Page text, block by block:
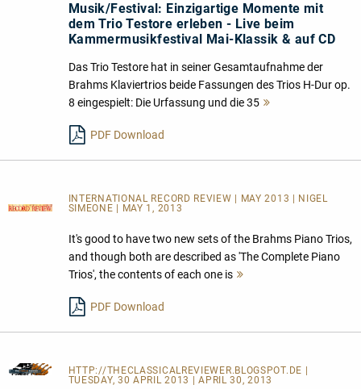
Musik/Festival: Einzigartige Momente mit
dem Trio Testore erleben - Live beim
Kammermusikfestival Mai-Klassik & auf CD
Das Trio Testore hat in seiner Gesamtaufnahme der
Brahms Klaviertrios beide Fassungen des Trios H-Dur op.
8 eingespielt: Die Urfassung und die 35
PDF Download
INTERNATIONAL RECORD REVIEW | MAY 2013 | NIGEL
SIMEONE | MAY 1, 2013
It's good to have two new sets of the Brahms Piano Trios,
and though both are described as 'The Complete Piano
Trios', the contents of each one is
PDF Download
HTTP://THECLASSICALREVIEWER.BLOGSPOT.DE
TUESDAY, 30 APRIL 2013 | APRIL 30, 2013